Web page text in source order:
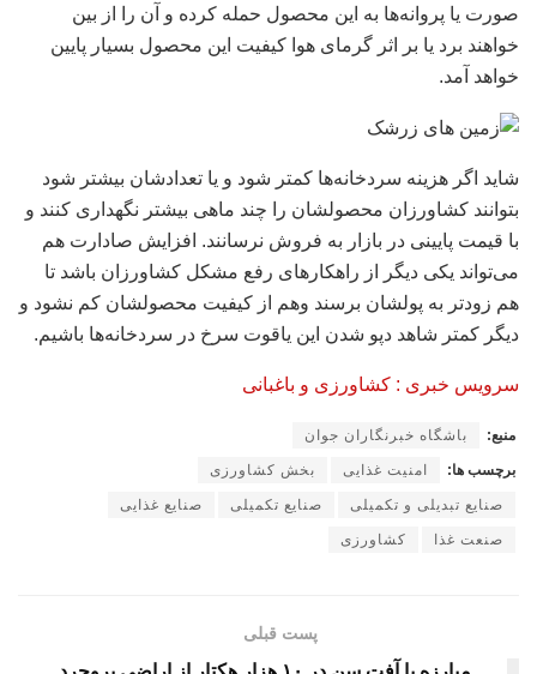
صورت یا پروانه‌ها به این محصول حمله کرده و آن را از بین
خواهند برد یا بر اثر گرمای هوا کیفیت این محصول بسیار پایین
خواهد آمد.
شاید اگر هزینه سردخانه‌ها کمتر شود و یا تعدادشان بیشتر شود
بتوانند کشاورزان محصولشان را چند ماهی بیشتر نگهداری کنند و
با قیمت پایینی در بازار به فروش نرسانند. افزایش صادارت هم
می‌تواند یکی دیگر از راهکار‌های رفع مشکل کشاورزان باشد تا
هم زودتر به پولشان برسند وهم از کیفیت محصولشان کم نشود و
دیگر کمتر شاهد دپو شدن این یاقوت سرخ در سردخانه‌ها باشیم.
سرویس خبری : کشاورزی و باغبانی
منبع: باشگاه خبرنگاران جوان
برچسب ها: امنیت غذایی بخش کشاورزی
صنایع تبدیلی و تکمیلی صنایع تکمیلی صنایع غذایی
صنعت غذا کشاورزی
پست قبلی